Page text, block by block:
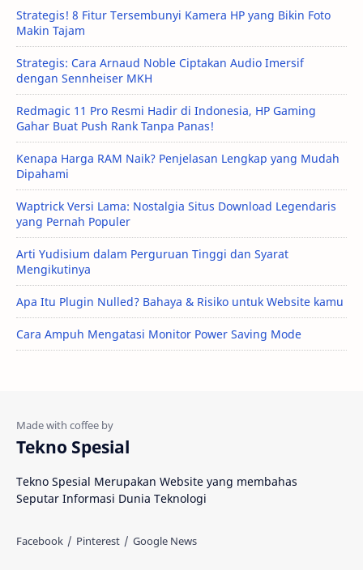
Strategis! 8 Fitur Tersembunyi Kamera HP yang Bikin Foto
Makin Tajam
Strategis: Cara Arnaud Noble Ciptakan Audio Imersif
dengan Sennheiser MKH
Redmagic 11 Pro Resmi Hadir di Indonesia, HP Gaming
Gahar Buat Push Rank Tanpa Panas!
Kenapa Harga RAM Naik? Penjelasan Lengkap yang Mudah
Dipahami
Waptrick Versi Lama: Nostalgia Situs Download Legendaris
yang Pernah Populer
Arti Yudisium dalam Perguruan Tinggi dan Syarat
Mengikutinya
Apa Itu Plugin Nulled? Bahaya & Risiko untuk Website kamu
Cara Ampuh Mengatasi Monitor Power Saving Mode
Tekno Spesial
Tekno Spesial Merupakan Website yang membahas
Seputar Informasi Dunia Teknologi